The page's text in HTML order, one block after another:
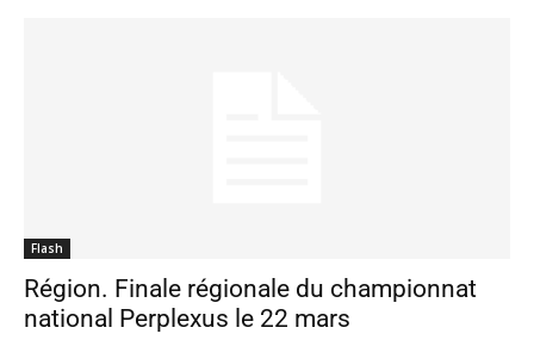
Flash
Région. Finale régionale du championnat
national Perplexus le 22 mars